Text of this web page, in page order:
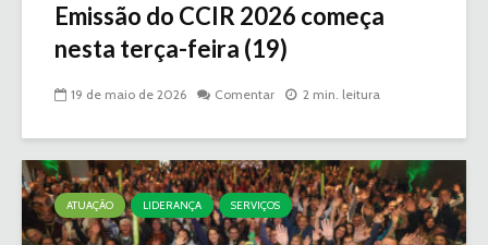
Emissão do CCIR 2026 começa
nesta terça-feira (19)
19 de maio de 2026 Comentar 2 min. leitura
ATUAÇÃO LIDERANÇA SERVIÇOS